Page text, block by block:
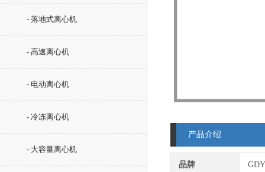
- 落地式离心机
- 高速离心机
- 电动离心机
- 冷冻离心机
- 大容量离心机
产品介绍
品牌